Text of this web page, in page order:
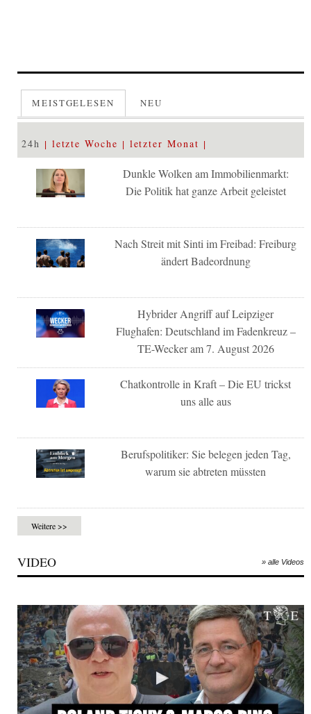
MEISTGELESEN NEU
24h letzte Woche letzter Monat
Dunkle Wolken am Immobilienmarkt:
Die Politik hat ganze Arbeit geleistet
Nach Streit mit Sinti im Freibad: Freiburg
ändert Badeordnung
Hybrider Angriff auf Leipziger
Flughafen: Deutschland im Fadenkreuz –
TE-Wecker am 7. August 2026
Chatkontrolle in Kraft – Die EU trickst
uns alle aus
Berufspolitiker: Sie belegen jeden Tag,
warum sie abtreten müssten
Weitere >>
VIDEO » alle Videos